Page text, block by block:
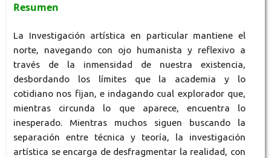
Resumen
La Investigación artística en particular mantiene el
norte, navegando con ojo humanista y reflexivo a
través de la inmensidad de nuestra existencia,
desbordando los límites que la academia y lo
cotidiano nos fijan, e indagando cual explorador que,
mientras circunda lo que aparece, encuentra lo
inesperado. Mientras muchos siguen buscando la
separación entre técnica y teoría, la investigación
artística se encarga de desfragmentar la realidad, con